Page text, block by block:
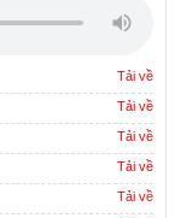
Tải về
Tải về
Tải về
Tải về
Tải về